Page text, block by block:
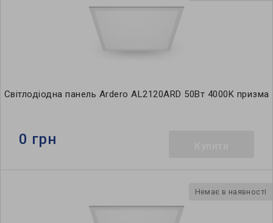
Світлодіодна панель Ardero AL2120ARD 50Вт 4000K призма
0 грн
Немає в наявності